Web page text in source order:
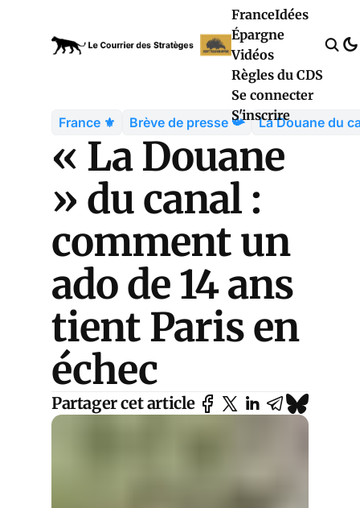
FranceIdées
Épargne
Vidéos
Règles du CDS
Se connecter
S'inscrire
France ⚜️ Brève de presse 📯 La Douane du
« La Douane
» du canal :
comment un
ado de 14 ans
tient Paris en
échec
Partager cet article